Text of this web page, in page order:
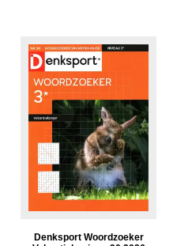
Denksport Woordzoeker